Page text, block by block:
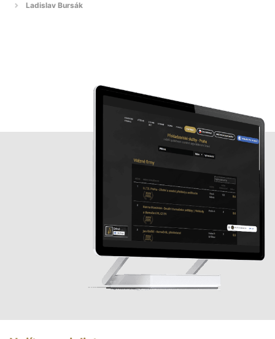
Ladislav Bursák